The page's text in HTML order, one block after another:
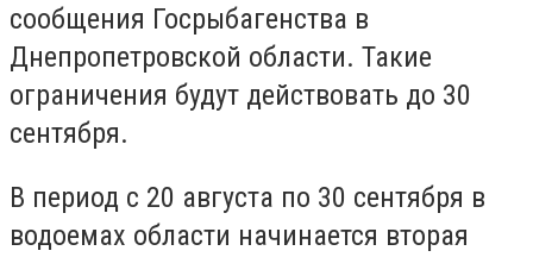
сообщения Госрыбагенства в
Днепропетровской области. Такие
ограничения будут действовать до 30
сентября.
В период с 20 августа по 30 сентября в
водоемах области начинается вторая